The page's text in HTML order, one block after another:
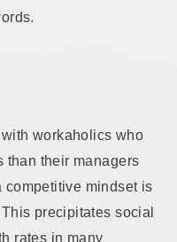
workaholics who
than their managers
competitive mindset is
precipitates social
rates in many